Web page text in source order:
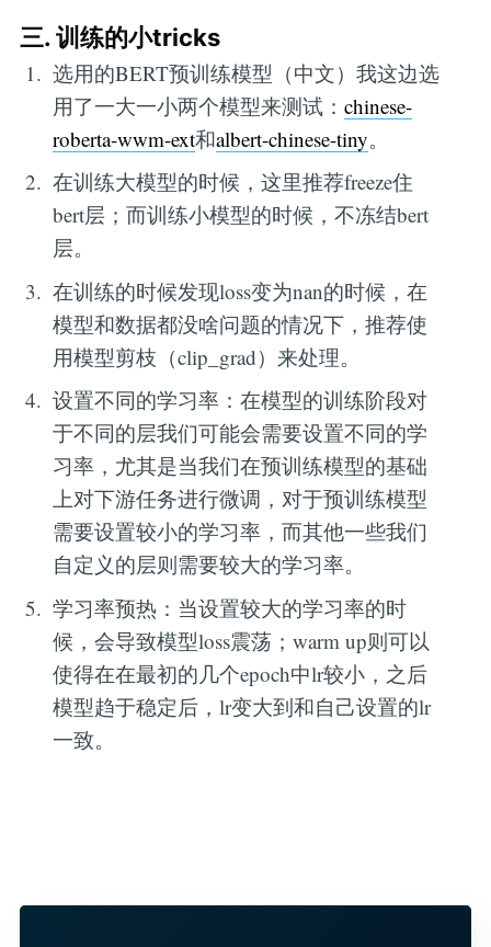
三. 训练的小tricks
选用的BERT预训练模型（中文）我这边选
用了一大一小两个模型来测试：chinese-
roberta-wwm-ext和albert-chinese-tiny。
在训练大模型的时候，这里推荐freeze住
bert层；而训练小模型的时候，不冻结bert
层。
在训练的时候发现loss变为nan的时候，在
模型和数据都没啥问题的情况下，推荐使
用模型剪枝（clip_grad）来处理。
设置不同的学习率：在模型的训练阶段对
于不同的层我们可能会需要设置不同的学
习率，尤其是当我们在预训练模型的基础
上对下游任务进行微调，对于预训练模型
需要设置较小的学习率，而其他一些我们
自定义的层则需要较大的学习率。
学习率预热：当设置较大的学习率的时
候，会导致模型loss震荡；warm up则可以
使得在在最初的几个epoch中lr较小，之后
模型趋于稳定后，lr变大到和自己设置的lr
一致。